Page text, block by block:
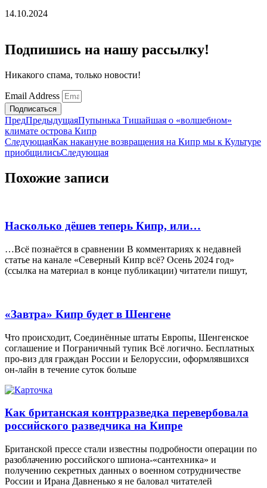
14.10.2024
Подпишись на нашу рассылку!
Никакого спама, только новости!
Email Address
Подписаться
ПредПредыдущаяПупынька Тишайшая о «волшебном»
климате острова Кипр
СледующаяКак накануне возвращения на Кипр мы к Культуре
приобщилисьСледующая
Похожие записи
Насколько дёшев теперь Кипр, или…
…Всё познаётся в сравнении В комментариях к недавней
статье на канале «Северный Кипр всё? Осень 2024 год»
(ссылка на материал в конце публикации) читатели пишут,
«Завтра» Кипр будет в Шенгене
Что происходит, Соединённые штаты Европы, Шенгенское
соглашение и Пограничный тупик Всё логично. Бесплатных
про-виз для граждан России и Белоруссии, оформлявшихся
он-лайн в течение суток больше
Как британская контрразведка перевербовала
российского разведчика на Кипре
Британской прессе стали известны подробности операции по
разоблачению российского шпиона-«сантехника» и
получению секретных данных о военном сотрудничестве
России и Ирана Давненько я не баловал читателей